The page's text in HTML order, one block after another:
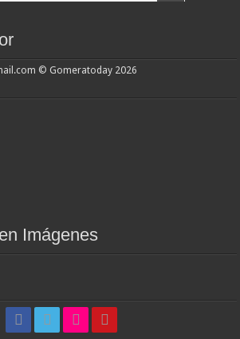
© Gomeratoday 2026
Imágenes